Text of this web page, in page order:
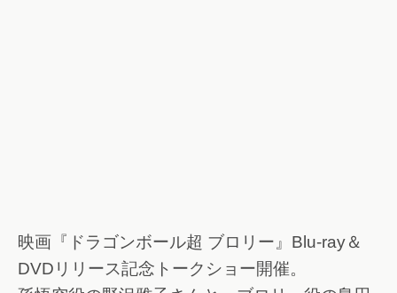
映画『ドラゴンボール超 ブロリー』Blu-ray＆
DVDリリース記念トークショー開催。